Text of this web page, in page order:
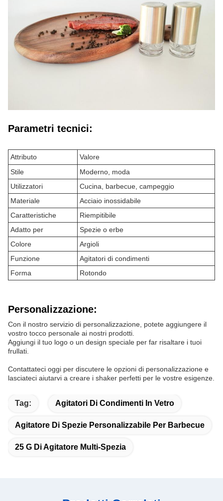
Parametri tecnici:
Attributo
Valore
Stile
Moderno, moda
Utilizzatori
Cucina, barbecue, campeggio
Materiale
Acciaio inossidabile
Caratteristiche
Riempitibile
Adatto per
Spezie o erbe
Colore
Argioli
Funzione
Agitatori di condimenti
Forma
Rotondo
Personalizzazione:
Con il nostro servizio di personalizzazione, potete aggiungere il
vostro tocco personale ai nostri prodotti.
Aggiungi il tuo logo o un design speciale per far risaltare i tuoi
frullati.
Contattateci oggi per discutere le opzioni di personalizzazione e
lasciateci aiutarvi a creare i shaker perfetti per le vostre esigenze.
Tag: Agitatori Di Condimenti In Vetro
Agitatore Di Spezie Personalizzabile Per Barbecue
25 G Di Agitatore Multi-Spezia